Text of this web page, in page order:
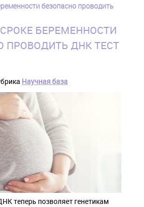
безопасно проводить
БЕРЕМЕННОСТИ
ПРОВОДИТЬ ДНК ТЕСТ
Научная база
теперь позволяет генетикам